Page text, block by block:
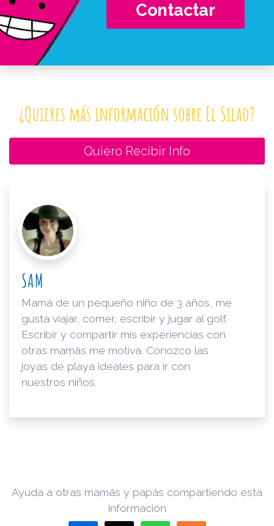
Contactar
¿Quieres más información sobre El Silao?
Quiero Recibir Info
SAM
Mamá de un pequeño niño de 3 años, me
gusta viajar, comer, escribir y jugar al golf.
Escribir y compartir mis experiencias con
otras mamás me motiva. Conozco las
joyas de playa ideales para ir con
nuestros niños.
Ayuda a otras mamás y papás compartiendo esta
información